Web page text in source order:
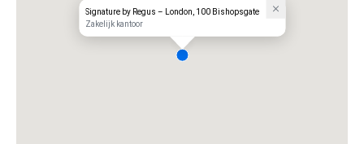
Signature by Regus – London, 100 Bishopsgate
Zakelijk kantoor